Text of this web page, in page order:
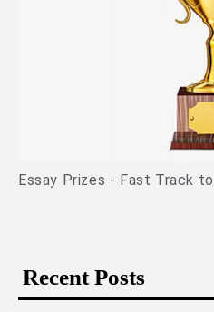
Essay Prizes - Fast Track
Recent Posts